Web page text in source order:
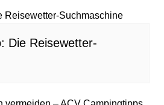
Die Reisewetter-